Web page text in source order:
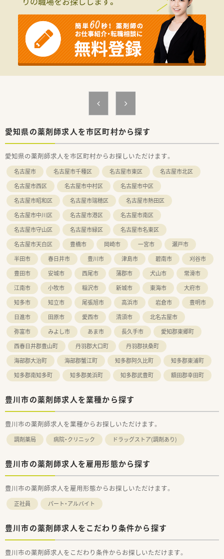
愛知県の薬剤師求人を市区町村から探す
愛知県の薬剤師求人を市区町村からお探しいただけます。
名古屋市 名古屋市千種区 名古屋市東区
名古屋市北区
名古屋市西区
名古屋市中村区
名古屋市中区
名古屋市昭和区
名古屋市瑞穂区
名古屋市熱田区
名古屋市中川区
名古屋市港区
名古屋市南区
名古屋市守山区
名古屋市緑区
名古屋市名東区
名古屋市天白区
豊橋市 岡崎市 一宮市
瀬戸市
半田市
春日井市 豊川市 津島市 碧南市
刈谷市
豊田市
安城市 西尾市 蒲郡市 犬山市
常滑市
江南市
小牧市 稲沢市 新城市 東海市
大府市
知多市
知立市 尾張旭市 高浜市 岩倉市
豊明市
日進市
田原市 愛西市 清須市
北名古屋市
弥富市
みよし市 あま市 長久手市
愛知郡東郷町
西春日井郡豊山町
丹羽郡大口町
丹羽郡扶桑町
海部郡大治町
海部郡蟹江町 知多郡阿久比町
知多郡東浦町
知多郡南知多町
知多郡美浜町 知多郡武豊町 額田郡幸田町
豊川市の薬剤師求人を業種から探す
豊川市の薬剤師求人を業種からお探しいただけます。
調剤薬局 病院・クリニック ドラッグストア(調剤あり)
豊川市の薬剤師求人を雇用形態から探す
豊川市の薬剤師求人を雇用形態からお探しいただけます。
正社員 パート・アルバイト
豊川市の薬剤師求人をこだわり条件から探す
豊川市の薬剤師求人をこだわり条件からお探しいただけます。